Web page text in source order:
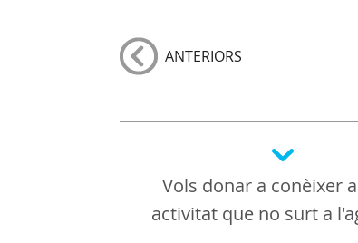
ANTERIORS
Vols donar a conèixer
activitat que no surt a